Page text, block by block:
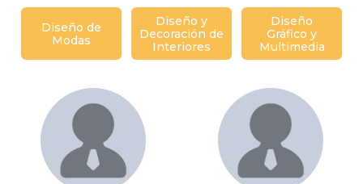
Diseño de
Modas
Diseño y
Decoración de
Interiores
Diseño
Gráfico y
Multimedia